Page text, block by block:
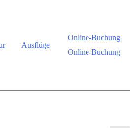
Ausflüge
Online-Buchung
Online-Buchung